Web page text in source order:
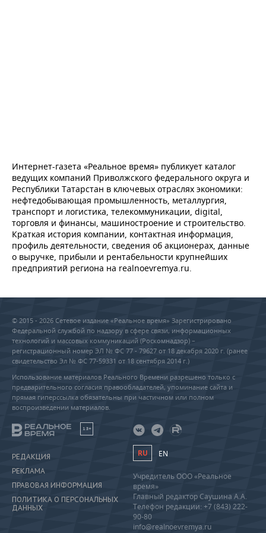
Интернет-газета «Реальное время» публикует каталог
ведущих компаний Приволжского федерального округа и
Республики Татарстан в ключевых отраслях экономики:
нефтедобывающая промышленность, металлургия,
транспорт и логистика, телекоммуникации, digital,
торговля и финансы, машиностроение и строительство.
Краткая история компании, контактная информация,
профиль деятельности, сведения об акционерах, данные
о выручке, прибыли и рентабельности крупнейших
предприятий региона на realnoevremya.ru.
© 2015 - 2026 Сетевое издание «Реальное время» Зарегистрировано
Федеральной службой по надзору в сфере связи, информационных
технологий и массовых коммуникаций (Роскомнадзор) –
регистрационный номер ЭЛ № ФС 77 - 79627 от 18 декабря 2020 г. (ранее
свидетельство Эл № ФС 77-59331 от 18 сентября 2014 г.)
Использование материалов Реального Времени разрешено только с
предварительного согласия правообладателей, упоминание сайта и
прямая гиперссылка обязательны при частичном или полном
воспроизведении материалов.
18+
РЕДАКЦИЯ
РЕКЛАМА
ПРАВОВАЯ ИНФОРМАЦИЯ
ПОЛИТИКА О ПЕРСОНАЛЬНЫХ
ДАННЫХ
RU EN
Учредитель ООО «Реальное
время»
Главный редактор Саушина А.А.
Телефон редакции: +7 (843) 222-
90-80
info@realnoevremya.ru